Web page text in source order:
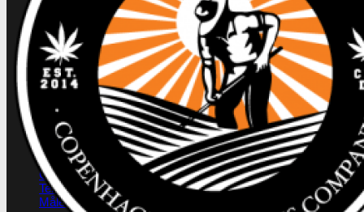
Herbgarden™
RoyalRoom®
AC infinity
Cultibox
Homebox
Secret Jardine
Tilbehør til grotelte
Målingsudstyr
PH måling
EC måling
Co2 måling og kontrol
Temperatur og fugtighedsmålere
Målebægere og sprays